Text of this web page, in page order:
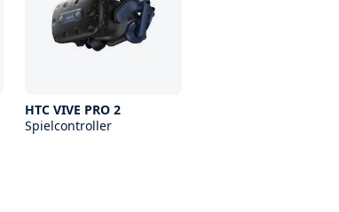
HTC VIVE PRO 2
Spielcontroller